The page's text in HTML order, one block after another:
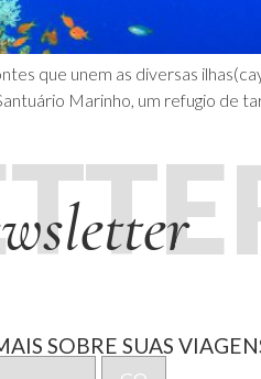
que unem as diversas
Marinho, um refugio de
SOBRE SUAS